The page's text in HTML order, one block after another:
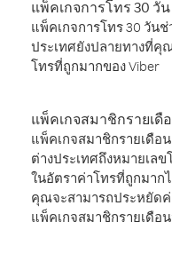
แพ็คเกจการโทร 30 วัน
แพ็คเกจการโทร 30 วัน
ประเทศยังปลายทางที่คุ
โทรที่ถูกมากของ Viber
แพ็คเกจสมาชิกรายเดื
แพ็คเกจสมาชิกรายเดือ
ต่างประเทศถึงหมายเล
ในอัตราค่าโทรที่ถูกมาก
คุณจะสามารถประหยัด
แพ็คเกจสมาชิกรายเดือ